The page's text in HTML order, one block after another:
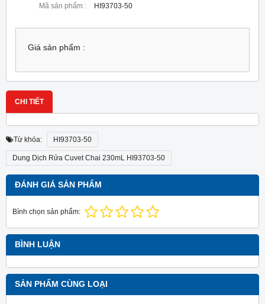
Mã sản phẩm : HI93703-50
Giá sản phẩm :
CHI TIẾT
Từ khóa: HI93703-50
Dung Dịch Rửa Cuvet Chai 230mL HI93703-50
ĐÁNH GIÁ SẢN PHẨM
Bình chọn sản phẩm:
BÌNH LUẬN
SẢN PHẨM CÙNG LOẠI